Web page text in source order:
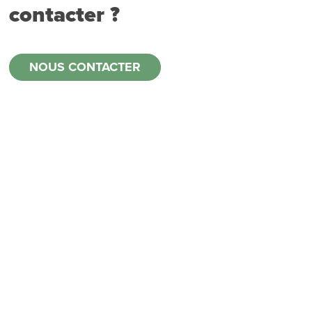
contacter ?
NOUS CONTACTER